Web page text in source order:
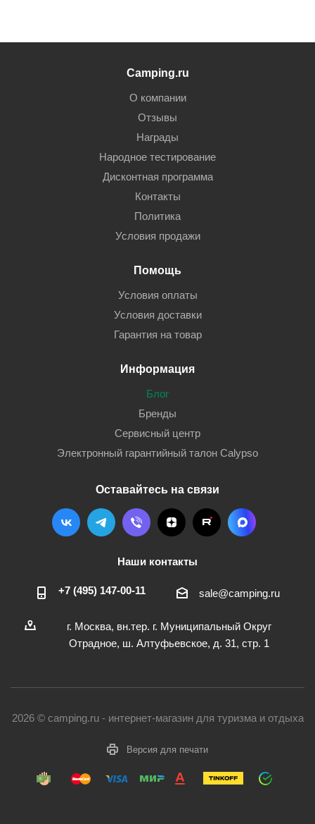
Camping.ru
О компании
Отзывы
Награды
Народное тестирование
Дисконтная программа
Контакты
Политика
Условия продажи
Помощь
Условия оплаты
Условия доставки
Гарантия на товар
Информация
Блог
Бренды
Сервисный центр
Электронный гарантийный талон Calypso
Оставайтесь на связи
Наши контакты
+7 (495) 147-00-11 sale@camping.ru
г. Москва, вн.тер. г. Муниципальный Округ
Отрадное, ш. Алтуфьевское, д. 31, стр. 1
2026 © camping.ru - интернет-магазин для туризма и отдыха
Версия для печати